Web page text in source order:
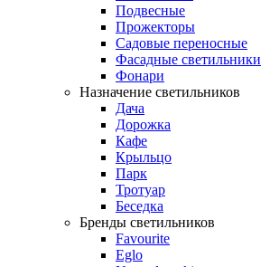
Подвесные
Прожекторы
Садовые переносные
Фасадные светильники
Фонари
Назначение светильников
Дача
Дорожка
Кафе
Крыльцо
Парк
Тротуар
Беседка
Бренды светильников
Favourite
Eglo